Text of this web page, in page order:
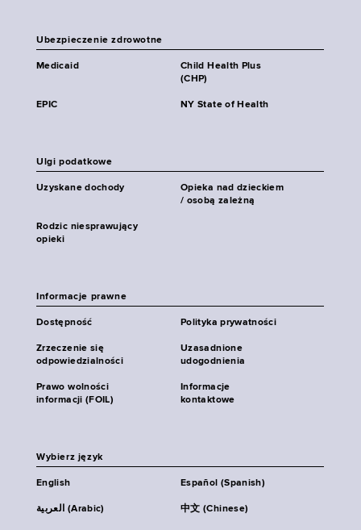
Ubezpieczenie zdrowotne
Medicaid
Child Health Plus
(CHP)
EPIC NY State of Health
Ulgi podatkowe
Uzyskane dochody
Opieka nad dzieckiem
/ osobą zależną
Rodzic niesprawujący
opieki
Informacje prawne
Dostępność Polityka prywatności
Zrzeczenie się
odpowiedzialności
Uzasadnione
udogodnienia
Prawo wolności
informacji (FOIL)
Informacje
kontaktowe
Wybierz język
English Español (Spanish)
العربية (Arabic) 中文 (Chinese)